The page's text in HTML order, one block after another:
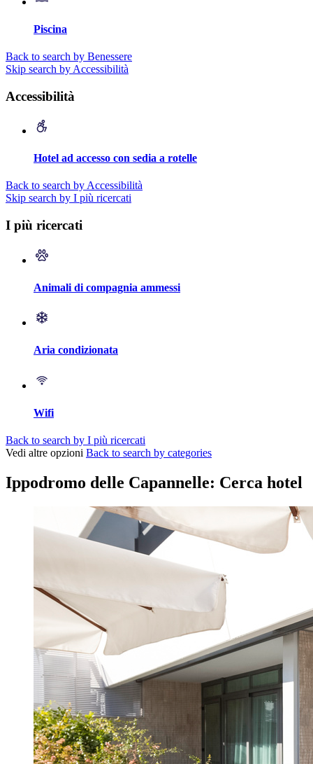
Piscina
Back to search by Benessere
Skip search by Accessibilità
Accessibilità
Hotel ad accesso con sedia a rotelle
Back to search by Accessibilità
Skip search by I più ricercati
I più ricercati
Animali di compagnia ammessi
Aria condizionata
Wifi
Back to search by I più ricercati
Vedi altre opzioni Back to search by categories
Ippodromo delle Capannelle: Cerca hotel